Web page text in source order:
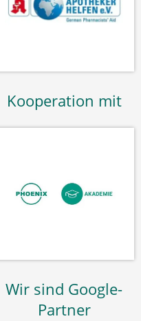
Kooperation mit
Wir sind Google-
Partner